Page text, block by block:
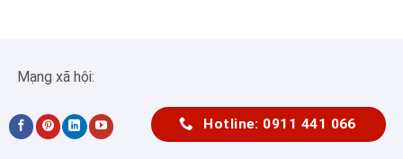
Mạng xã hội:
Hotline: 0911 441 066